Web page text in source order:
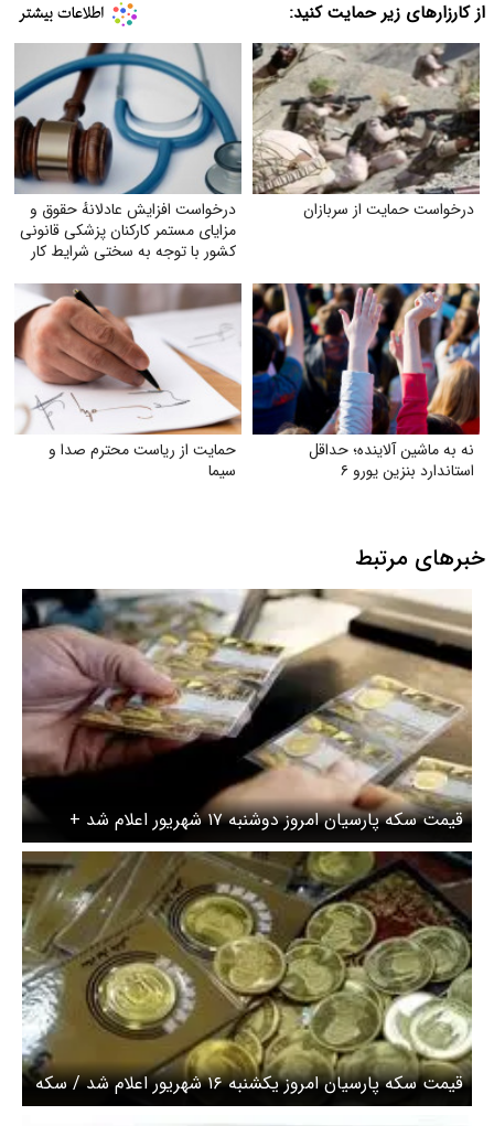
از کارزارهای زیر حمایت کنید:
درخواست حمایت از سربازان
درخواست افزایش عادلانهٔ حقوق و
مزایای مستمر کارکنان پزشکی قانونی
کشور با توجه به سختی شرایط کار
نه به ماشین آلاینده؛ حداقل
استاندارد بنزین یورو ۶
حمایت از ریاست محترم صدا و
سیما
خبرهای مرتبط
قیمت سکه پارسیان امروز دوشنبه ۱۷ شهریور اعلام شد +
جدول
قیمت سکه پارسیان امروز یکشنبه ۱۶ شهریور اعلام شد / سکه
پارسیان ۱۰۰ سوت چند؟ + جدول